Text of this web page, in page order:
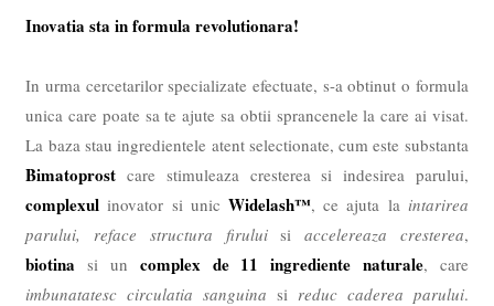
Inovatia sta in formula revolutionara!
In urma cercetarilor specializate efectuate, s-a obtinut o formula
unica care poate sa te ajute sa obtii sprancenele la care ai visat.
La baza stau ingredientele atent selectionate, cum este substanta
Bimatoprost care stimuleaza cresterea si indesirea parului,
complexul inovator si unic Widelash™, ce ajuta la intarirea
parului,
reface structura firuluisiaccelereaza cresterea,
biotina si un complex de 11 ingrediente naturale, care
imbunatatesc circulatia sanguina si reduc caderea parului.